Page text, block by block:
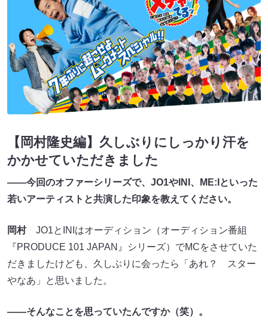
【岡村隆史編】久しぶりにしっかり汗を
かかせていただきました
――今回のオファーシリーズで、JO1やINI、ME:Iといった
若いアーティストと共演した印象を教えてください。
岡村JO1とINIはオーディション（オーディション番組
『PRODUCE 101 JAPAN』シリーズ）でMCをさせていた
だきましたけども、久しぶりに会ったら「あれ？ スター
やなあ」と思いました。
――そんなことを思っていたんですか（笑）。